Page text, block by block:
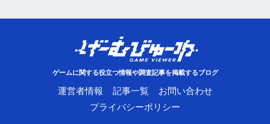
ゲームに関する役立つ情報や調査記事を掲載するブログ
運営者情報 記事一覧
お問い合わせ
プライバシーポリシー